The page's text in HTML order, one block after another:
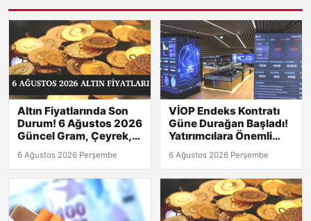
Altın Fiyatlarında Son
Durum! 6 Ağustos 2026
Güncel Gram, Çeyrek,
Yarım ve Tam Altın
Değerleri
6 Ağustos 2026 Perşembe
VİOP Endeks Kontratı
Güne Durağan Başladı!
Yatırımcılara Önemli
Sinyaller
6 Ağustos 2026 Perşembe